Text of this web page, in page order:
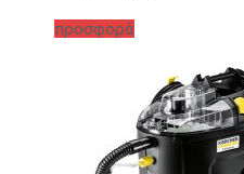
προσφορά